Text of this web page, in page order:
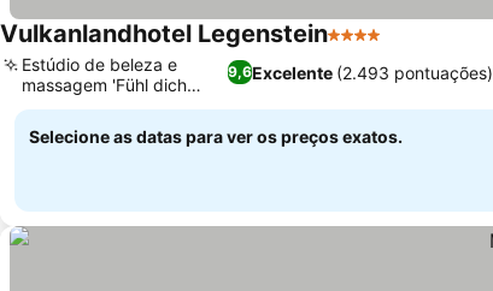
Vulkanlandhotel Legenstein4 Estrelas
9,6Excelente (2.493 pontuações)
Estúdio de beleza e
massagem 'Fühl dich
wohl'
Selecione as datas para ver os preços exatos.